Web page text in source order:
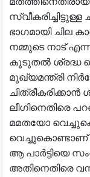
ഭാഗമായി
നമ്മുടെ നാട്
കൂടുതൽ ശ്രദ്ധ
മുഖ്യമന്ത്രി
ചിത്രീകരിക്കാൻ
ലീഗിനെതിരെ
മമതയോ
വെച്ചുകൊണ്ടാണ്
ആ പാർട്ടിയെ
അതിനെതിരെ